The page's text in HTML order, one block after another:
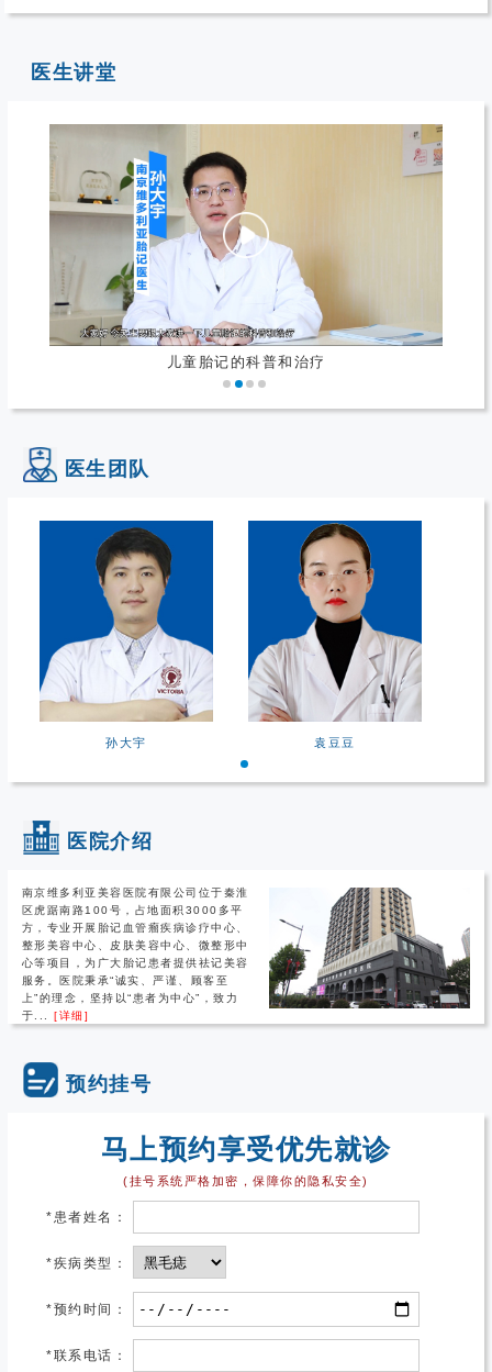
医生讲堂
儿童胎记的科普和治疗
医生团队
孙大宇 袁豆豆
医院介绍
南京维多利亚美容医院有限公司位于秦淮
区虎踞南路100号，占地面积3000多平
方，专业开展胎记血管瘤疾病诊疗中心、
整形美容中心、皮肤美容中心、微整形中
心等项目，为广大胎记患者提供祛记美容
服务。医院秉承“诚实、严谨、顾客至
上”的理念，坚持以“患者为中心”，致力
于...[详细]
预约挂号
马上预约享受优先就诊
(挂号系统严格加密，保障你的隐私安全)
*患者姓名：
*疾病类型：
*预约时间：
*联系电话：